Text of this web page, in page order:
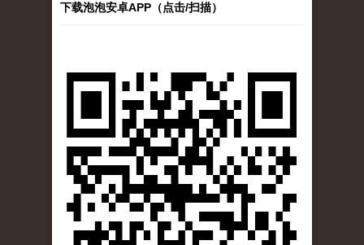
下载泡泡安卓APP（点击/扫描）